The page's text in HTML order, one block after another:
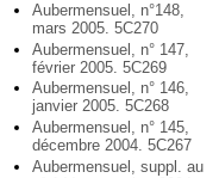
Aubermensuel, n°148,
mars 2005. 5C270
Aubermensuel, n° 147,
février 2005. 5C269
Aubermensuel, n° 146,
janvier 2005. 5C268
Aubermensuel, n° 145,
décembre 2004. 5C267
Aubermensuel, suppl. au